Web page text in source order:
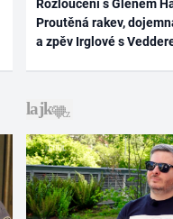
Rozloučení s Glenem
Proutěná rakev,
a zpěv Irglové s